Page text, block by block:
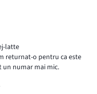
latte
returnat-o pentru ca este
un numar mai mic.